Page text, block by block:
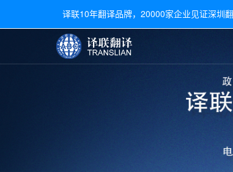
译联10年翻译品牌，20000家企业见证深圳
文件
广交
常用语种翻译
日语翻译
德语翻译
翻译新闻